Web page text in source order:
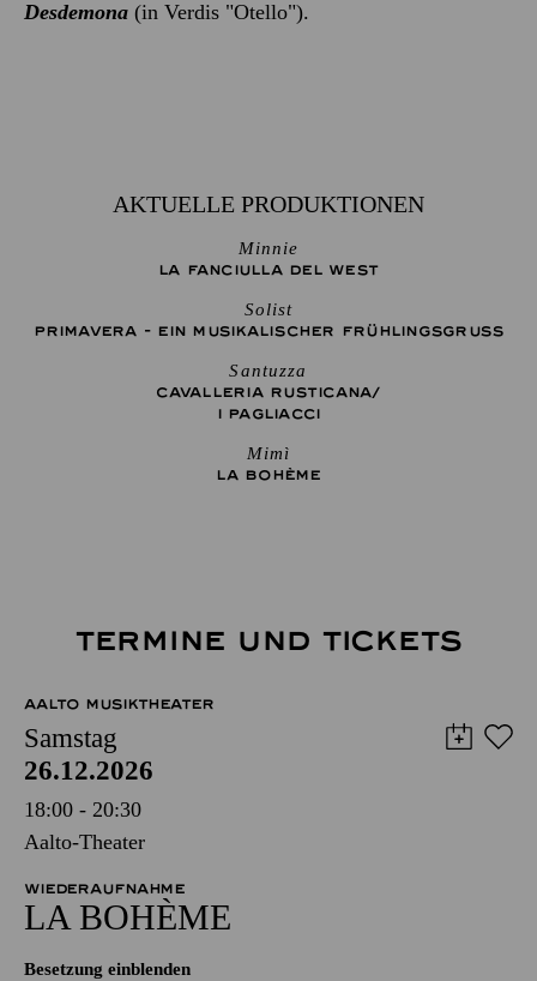
Desdemona (in Verdis "Otello").
AKTUELLE PRODUKTIONEN
Minnie
LA FANCIULLA DEL WEST
Solist
PRIMAVERA - EIN MUSIKALISCHER FRÜHLINGSGRUSS
Santuzza
CAVALLERIA RUSTICANA/
I PAGLIACCI
Mimì
LA BOHÈME
TERMINE UND TICKETS
AALTO MUSIKTHEATER
Samstag
26.12.2026
18:00 - 20:30
Aalto-Theater
WIEDERAUFNAHME
LA BOHÈME
Besetzung einblenden